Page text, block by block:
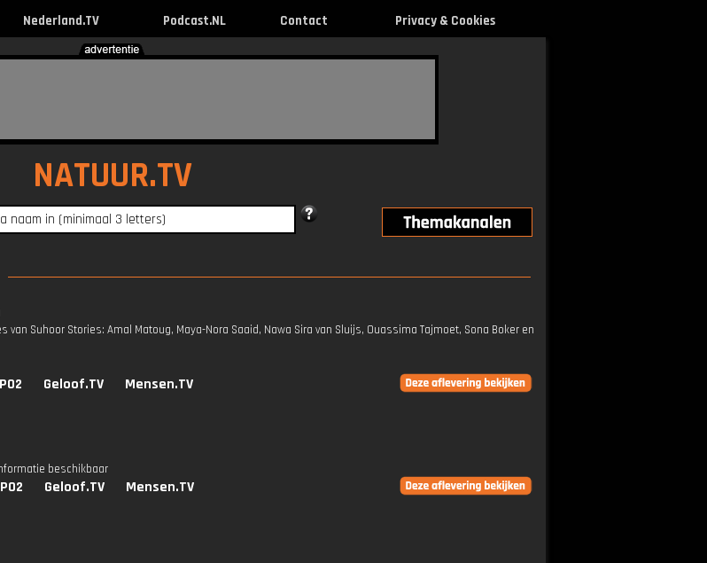
Nederland.TV Podcast.NL Contact Privacy & Cookies
NATUUR.TV
van Suhoor Stories: Amal Matoug, Maya-Nora Saaid, Nawa Sira van Sluijs, Ouassima Tajmoet, Sona Boker en
Geloof.TV Mensen.TV
beschikbaar
Geloof.TV Mensen.TV